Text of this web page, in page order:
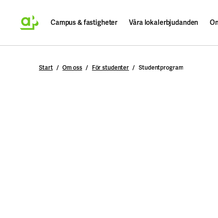
Campus & fastigheter Våra lokalerbjudanden
Sök
Start Om oss För studenter Studentprogram